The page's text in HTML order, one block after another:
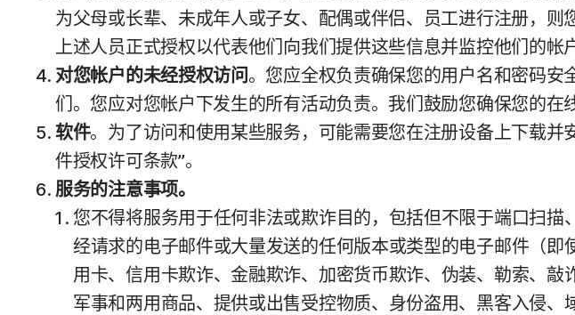
为父母或长辈、未成年人或子女、配偶或伴侣、员工进行注册，
上述人员正式授权以代表他们向我们提供这些信息并监控他们的帐
对您帐户的未经授权访问。您应全权负责确保您的用户名和密码
们。您应对您帐户下发生的所有活动负责。我们鼓励您确保您的在
软件。为了访问和使用某些服务，可能需要您在注册设备上下载
件授权许可条款”。
服务的注意事项。
您不得将服务用于任何非法或欺诈目的，包括但不限于端口扫
经请求的电子邮件或大量发送的任何版本或类型的电子邮件（
用卡、信用卡欺诈、金融欺诈、加密货币欺诈、伪装、勒索、
军事和两用商品、提供或出售受控物质、身份盗用、黑客入侵